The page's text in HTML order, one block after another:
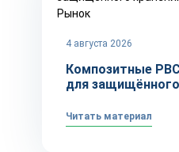
Рынок
4 августа 2026
Композитные
для
Читать материал